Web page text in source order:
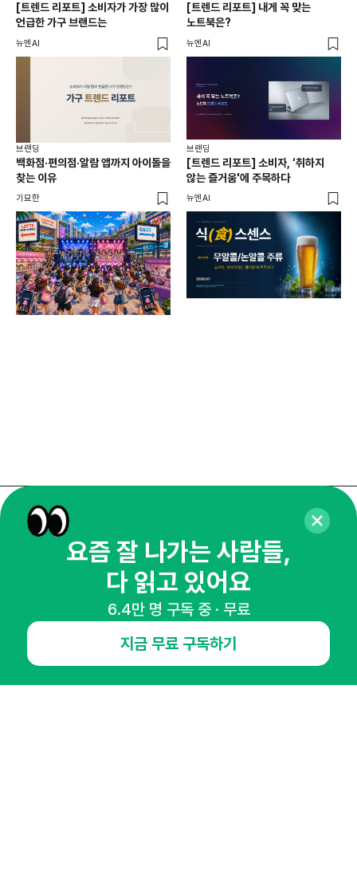
[트렌드 리포트] 소비자가 가장 많이
언급한 가구 브랜드는
뉴엔AI
[트렌드 리포트] 내게 꼭 맞는
노트북은?
뉴엔AI
브랜딩
백화점·편의점·알람 앱까지 아이돌을
찾는 이유
기묘한
브랜딩
[트렌드 리포트] 소비자, ‘취하지
않는 즐거움'에 주목하다
뉴엔AI
매주 화요일 아침,
마케팅 감각을 깨워 드릴게요!
65,043명의 마케터를 성장시키는 뉴스레터
NHN AD
요즘 잘 나가는 사람들,
다 읽고 있어요
6.4만 명 구독 중 · 무료
지금 무료 구독하기